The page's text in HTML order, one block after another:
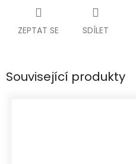
ZEPTAT SE SDÍLET
Související produkty